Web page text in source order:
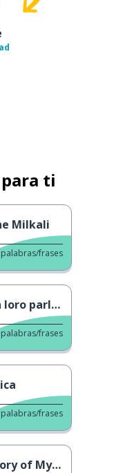
ti
Milkali
palabras/frases
parlanchín
palabras/frases
palabras/frases
of My Life